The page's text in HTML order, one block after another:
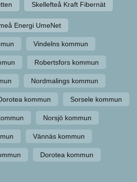
Skellefteå Kraft Fibernät
Energi UmeNet
Vindelns kommun
Robertsfors kommun
Nordmalings kommun
kommun Sorsele kommun
Norsjö kommun
Vännäs kommun
Dorotea kommun